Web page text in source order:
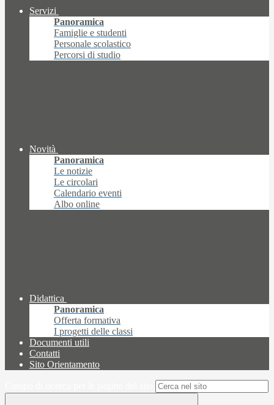
Servizi
Panoramica
Famiglie e studenti
Personale scolastico
Percorsi di studio
Novità
Panoramica
Le notizie
Le circolari
Calendario eventi
Albo online
Didattica
Panoramica
Offerta formativa
I progetti delle classi
Documenti utili
Contatti
Sito Orientamento